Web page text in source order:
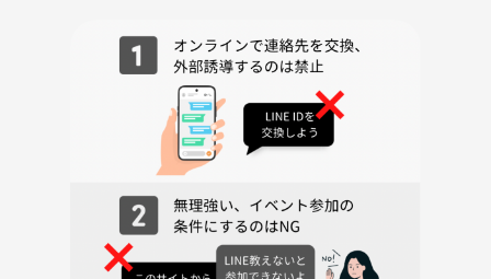
スイーツ好きが集まる特別な夜。色とりどりのケーキを囲んで、心もお
腹も満たされる幸せ時間を、一緒に楽しみませんか？ご参加を心よりお